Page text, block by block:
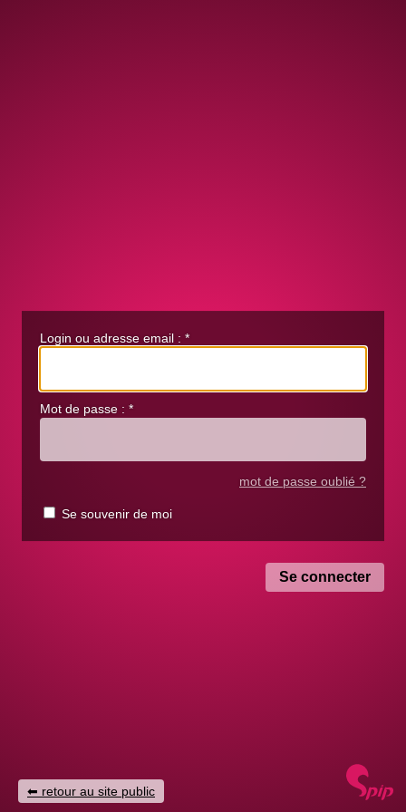
Login ou adresse email : *
Mot de passe : *
mot de passe oublié ?
Se souvenir de moi
retour au site public